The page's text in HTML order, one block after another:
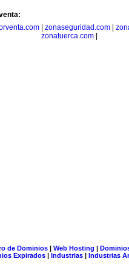
| zonaseguridad.com|
zonatuerca.com|
de Dominios| Web Hosting |
Expirados | Industrias | Industrias